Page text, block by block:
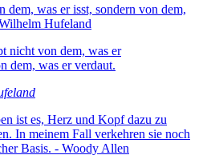
nicht von dem, was er
dem, was er verdaut.